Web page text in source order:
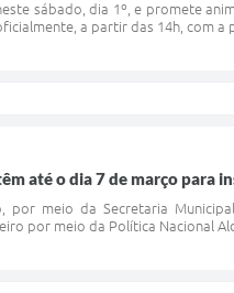
sábado, dia 1º, e promete
a partir das 14h, com a
até o dia 7 de março para
por meio da Secretaria
por meio da Política Nacional